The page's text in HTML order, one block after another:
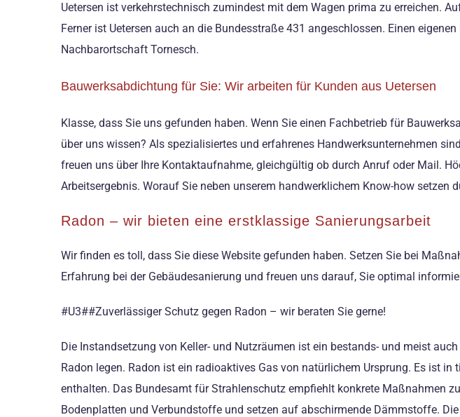
Uetersen ist verkehrstechnisch zumindest mit dem Wagen prima zu erreichen.
Ferner ist Uetersen auch an die Bundesstraße 431 angeschlossen. Einen
Nachbarortschaft Tornesch.
Bauwerksabdichtung für Sie: Wir arbeiten für Kunden aus Uetersen
Klasse, dass Sie uns gefunden haben. Wenn Sie einen Fachbetrieb für
über uns wissen? Als spezialisiertes und erfahrenes Handwerksunternehmen
freuen uns über Ihre Kontaktaufnahme, gleichgültig ob durch Anruf oder Mail.
Arbeitsergebnis. Worauf Sie neben unserem handwerklichem Know-how
Radon – wir bieten eine erstklassige Sanierungsarbeit
Wir finden es toll, dass Sie diese Website gefunden haben. Setzen Sie bei
Erfahrung bei der Gebäudesanierung und freuen uns darauf, Sie optimal
#U3##Zuverlässiger Schutz gegen Radon – wir beraten Sie gerne!
Die Instandsetzung von Keller- und Nutzräumen ist ein bestands- und meist
Radon legen. Radon ist ein radioaktives Gas von natürlichem Ursprung. Es ist
enthalten. Das Bundesamt für Strahlenschutz empfiehlt konkrete Maßnahmen
Bodenplatten und Verbundstoffe und setzen auf abschirmende Dämmstoffe.